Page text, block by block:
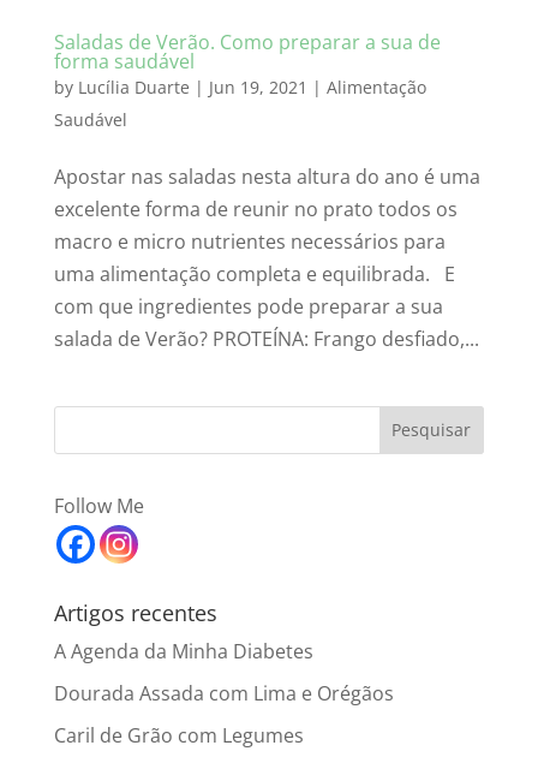
Saladas de Verão. Como preparar a sua de
forma saudável
by Lucília Duarte | Jun 19, 2021 | Alimentação
Saudável
Apostar nas saladas nesta altura do ano é uma
excelente forma de reunir no prato todos os
macro e micro nutrientes necessários para
uma alimentação completa e equilibrada. E
com que ingredientes pode preparar a sua
salada de Verão? PROTEÍNA: Frango desfiado,...
Follow Me
Artigos recentes
A Agenda da Minha Diabetes
Dourada Assada com Lima e Orégãos
Caril de Grão com Legumes